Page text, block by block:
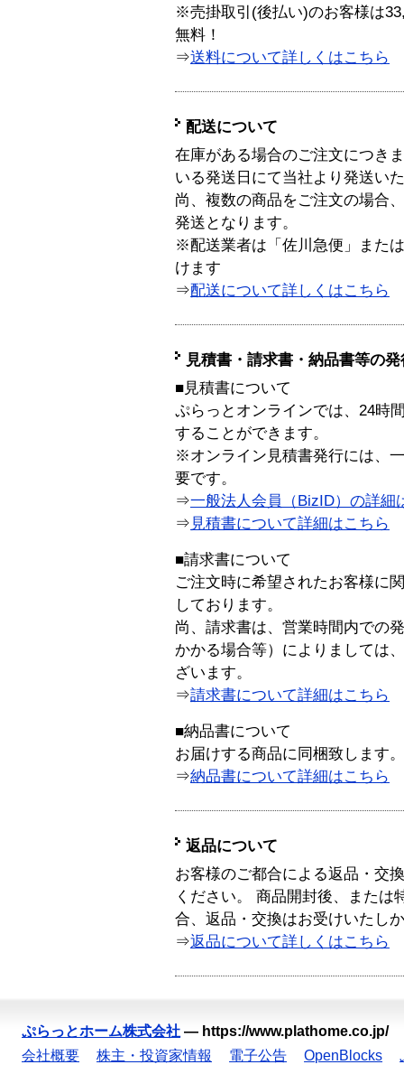
※売掛取引(後払い)のお客様は
無料！
⇒送料について詳しくはこちら
配送について
在庫がある場合のご注文につき
いる発送日にて当社より発送い
尚、複数の商品をご注文の場合
発送となります。
※配送業者は「佐川急便」また
けます
⇒配送について詳しくはこちら
見積書・請求書・納品書等の
■見積書について
ぷらっとオンラインでは、24時
することができます。
※オンライン見積書発行には、
要です。
⇒一般法人会員（BizID）の詳細
⇒ 見積書について詳細はこちら
■請求書について
ご注文時に希望されたお客様に
しております。
尚、請求書は、営業時間内での
かかる場合等）によりましては
ざいます。
⇒請求書について詳細はこちら
■納品書について
お届けする商品に同梱致します。
⇒納品書について詳細はこちら
返品について
お客様のご都合による返品・交
ください。 商品開封後、または
合、返品・交換はお受けいたし
⇒返品について詳しくはこちら
ぷらっとホーム株式会社 — https://www.plathome.co.jp/
会社概要
株主・投資家情報 電子公告 OpenBlocks